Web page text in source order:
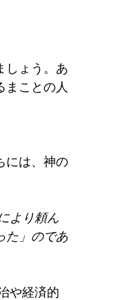
しょう。あ
ことの人
には、神の
より頼ん
た」のであ
や経済的